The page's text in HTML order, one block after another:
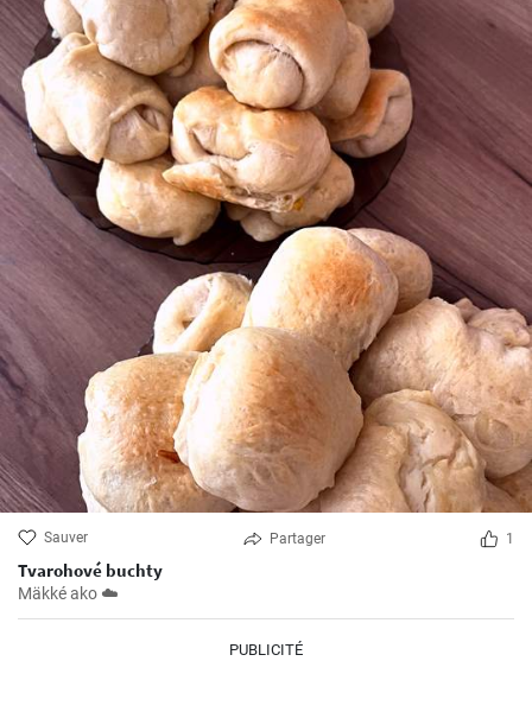
Sauver Partager 1
Tvarohové buchty
Mäkké ako ☁️
PUBLICITÉ